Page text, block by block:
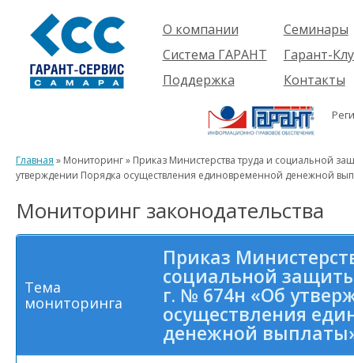
О компании
Компания
Проекты
Партнеры
Вакансии
Реквизиты
Информация
Система ГАРАНТ
О системе
решения
Комплекты
Новинки
История
Поддержка
Пользователям
Будущим
пользователям
Семинары
Об услуге
семинары
Гарант-
Контакты
Главная » Мониторинг » Приказ Министерства труда и социальной
утверждении Порядка осуществления единовременной денежной
Мониторинг законодательства
Тема
мониторинга
Приказ
социальной
г. № 674н «Об
осуществления
денежной